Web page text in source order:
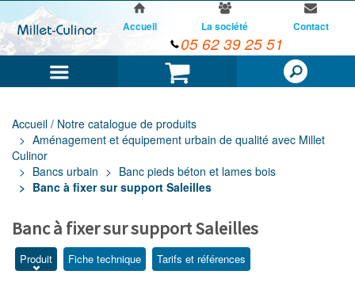
Panier
Accueil La société Contact
05 62 39 25 51
Accueil / Notre catalogue de produits
Aménagement et équipement urbain de qualité avec Millet
Culinor
Bancs urbain
Banc pieds béton et lames bois
Banc à fixer sur support Saleilles
Banc à fixer sur support Saleilles
Produit Fiche technique Tarifs et références